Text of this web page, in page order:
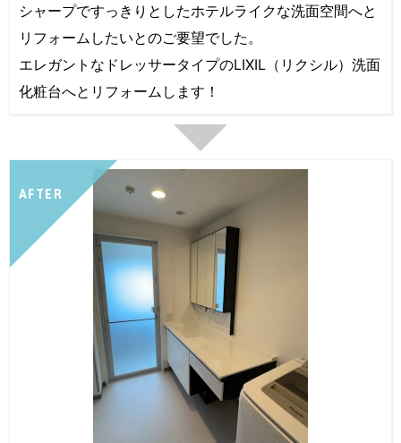
シャープですっきりとしたホテルライクな洗面空間へと
リフォームしたいとのご要望でした。
エレガントなドレッサータイプのLIXIL（リクシル）洗面
化粧台へとリフォームします！
AFTER